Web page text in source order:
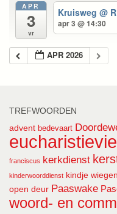
APR
3
vr
Kruisweg@
apr 3 @ 14:30
APR 2026
TREFWOORDEN
advent bedevaart
franciscus kerkdienst
kinderwoorddienst kindje wiegen
open deur Paaswake
woord- en